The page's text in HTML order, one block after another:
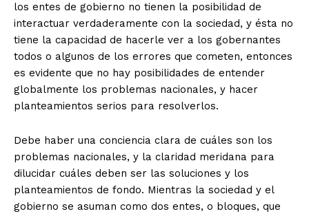
los entes de gobierno no tienen la posibilidad de
interactuar verdaderamente con la sociedad, y ésta no
tiene la capacidad de hacerle ver a los gobernantes
todos o algunos de los errores que cometen, entonces
es evidente que no hay posibilidades de entender
globalmente los problemas nacionales, y hacer
planteamientos serios para resolverlos.
Debe haber una conciencia clara de cuáles son los
problemas nacionales, y la claridad meridana para
dilucidar cuáles deben ser las soluciones y los
planteamientos de fondo. Mientras la sociedad y el
gobierno se asuman como dos entes, o bloques, que